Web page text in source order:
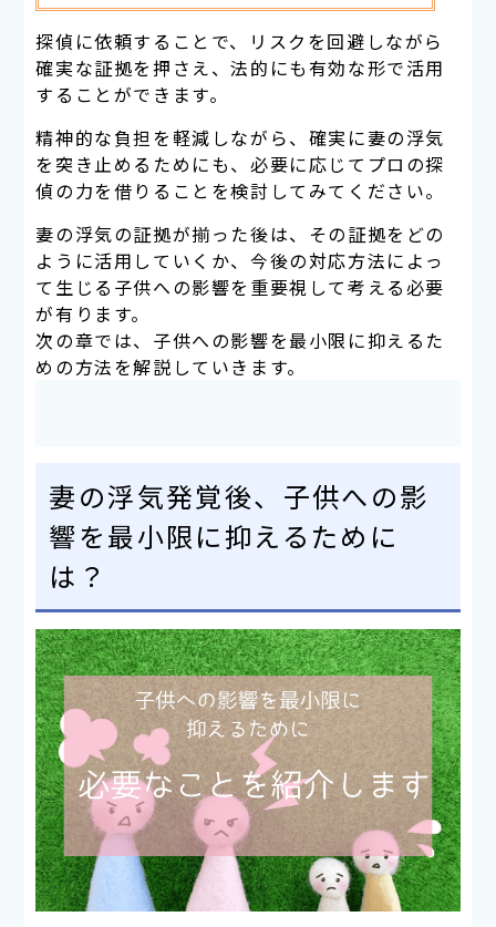
探偵に依頼することで、リスクを回避しながら
確実な証拠を押さえ、法的にも有効な形で活用
することができます。
精神的な負担を軽減しながら、確実に妻の浮気
を突き止めるためにも、必要に応じてプロの探
偵の力を借りることを検討してみてください。
妻の浮気の証拠が揃った後は、その証拠をどの
ように活用していくか、今後の対応方法によっ
て生じる子供への影響を重要視して考える必要
が有ります。
次の章では、子供への影響を最小限に抑えるた
めの方法を解説していきます。
妻の浮気発覚後、子供への影
響を最小限に抑えるために
は？